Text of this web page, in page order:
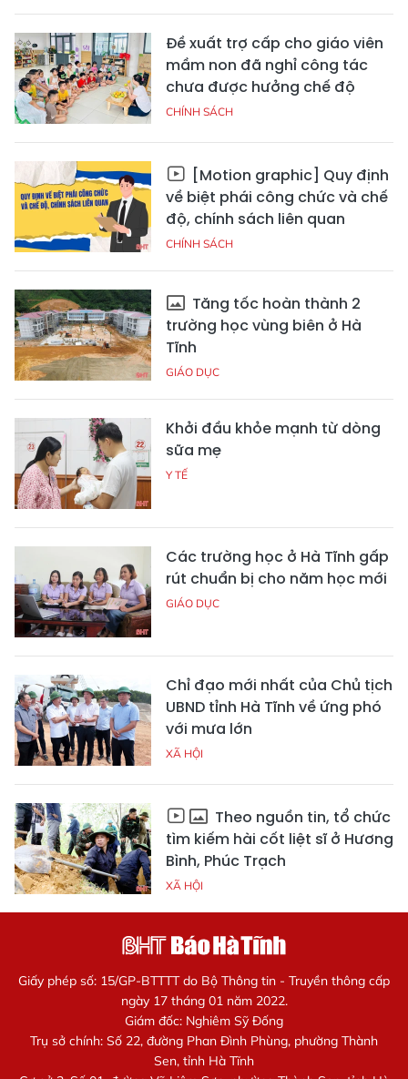
Đề xuất trợ cấp cho giáo viên
mầm non đã nghỉ công tác
chưa được hưởng chế độ
CHÍNH SÁCH
[Motion graphic] Quy định
về biệt phái công chức và chế
độ, chính sách liên quan
CHÍNH SÁCH
Tăng tốc hoàn thành 2
trường học vùng biên ở Hà
Tĩnh
GIÁO DỤC
Khởi đầu khỏe mạnh từ dòng
sữa mẹ
Y TẾ
Các trường học ở Hà Tĩnh gấp
rút chuẩn bị cho năm học mới
GIÁO DỤC
Chỉ đạo mới nhất của Chủ tịch
UBND tỉnh Hà Tĩnh về ứng phó
với mưa lớn
XÃ HỘI
Theo nguồn tin, tổ chức
tìm kiếm hài cốt liệt sĩ ở Hương
Bình, Phúc Trạch
XÃ HỘI
Giấy phép số: 15/GP-BTTTT do Bộ Thông tin - Truyền thông cấp
ngày 17 tháng 01 năm 2022.
Giám đốc: Nghiêm Sỹ Đống
Trụ sở chính: Số 22, đường Phan Đình Phùng, phường Thành
Sen, tỉnh Hà Tĩnh